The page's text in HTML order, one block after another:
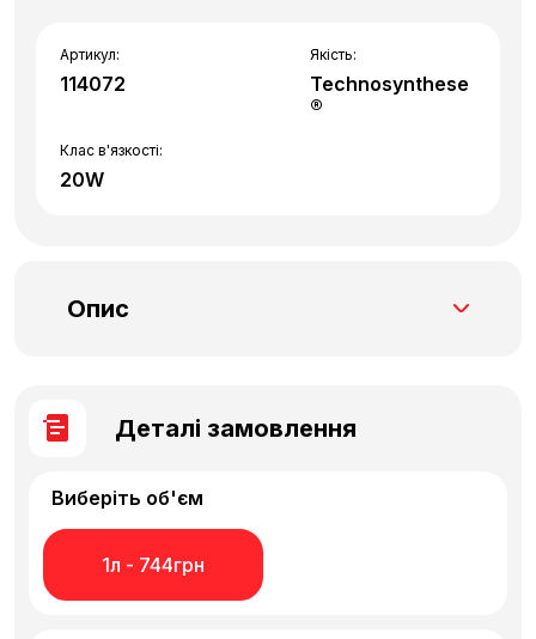
Артикул:
114072
Якість:
Technosynthese
®
Клас в'язкості:
20W
Опис
("USD") вилок або класичних ("right-side-
up») вилок.
Деталі замовлення
Виберіть об'єм
1л - 744грн